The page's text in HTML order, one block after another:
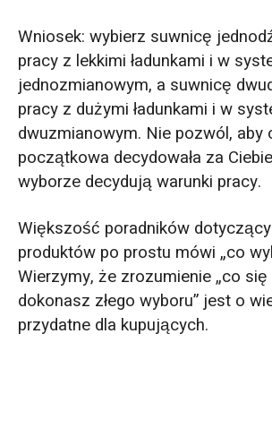
Wniosek: wybierz suwnicę
pracy z lekkimi ładunkami i w
jednozmianowym, a suwnicę
pracy z dużymi ładunkami i w
dwuzmianowym. Nie pozwól, aby
początkowa decydowała za
wyborze decydują warunki pracy.
Większość poradników
produktów po prostu mówi „co
Wierzymy, że zrozumienie „co
dokonasz złego wyboru” jest o
przydatne dla kupujących.